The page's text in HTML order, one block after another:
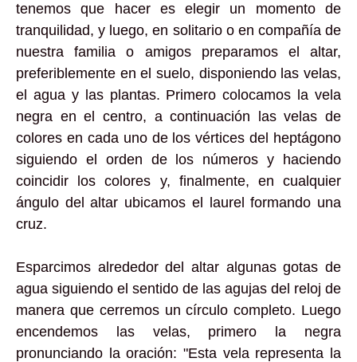
tenemos que hacer es elegir un momento de
tranquilidad, y luego, en solitario o en compañía de
nuestra familia o amigos preparamos el altar,
preferiblemente en el suelo, disponiendo las velas,
el agua y las plantas. Primero colocamos la vela
negra en el centro, a continuación las velas de
colores en cada uno de los vértices del heptágono
siguiendo el orden de los números y haciendo
coincidir los colores y, finalmente, en cualquier
ángulo del altar ubicamos el laurel formando una
cruz.
Esparcimos alrededor del altar algunas gotas de
agua siguiendo el sentido de las agujas del reloj de
manera que cerremos un círculo completo. Luego
encendemos las velas, primero la negra
pronunciando la oración: "Esta vela representa la